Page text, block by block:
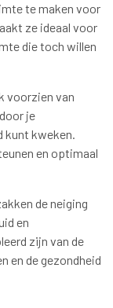
te maken voor
ze ideaal voor
die toch willen
voorzien van
je
kunt kweken.
en optimaal
de neiging
en
zijn van de
en de gezondheid